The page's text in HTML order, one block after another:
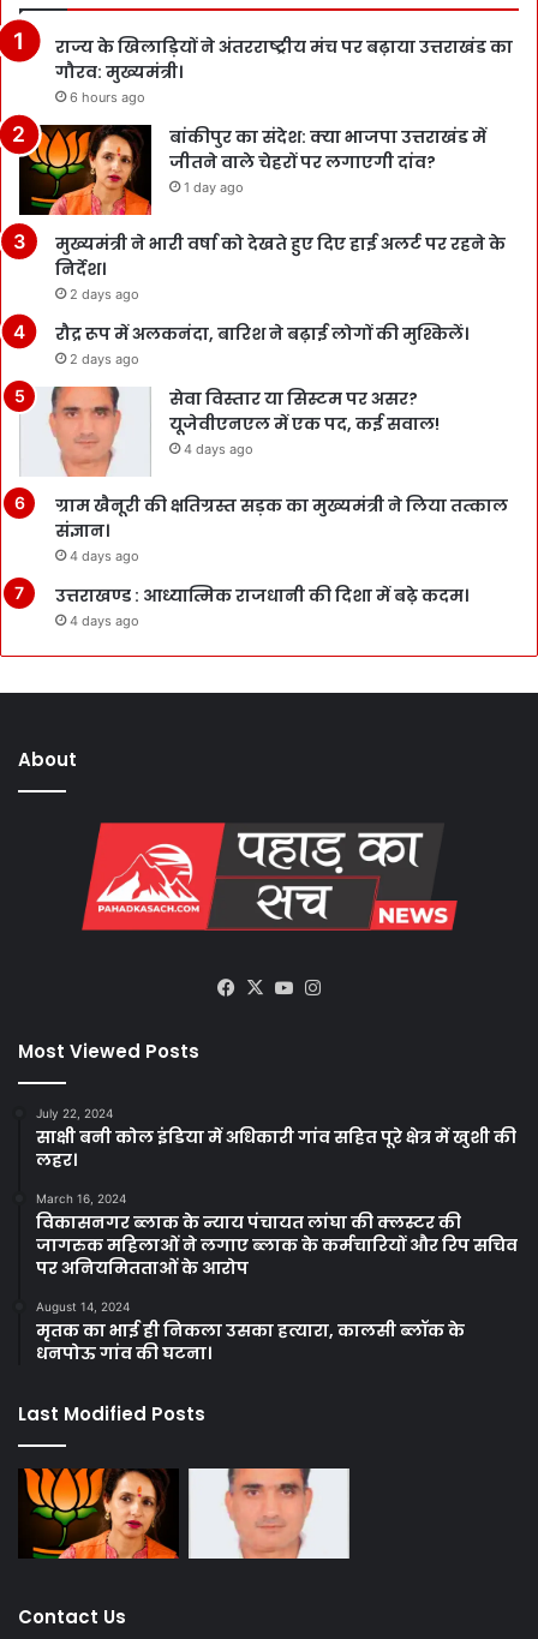
राज्य के खिलाड़ियों ने अंतरराष्ट्रीय मंच पर बढ़ाया उत्तराखंड का
गौरव: मुख्यमंत्री।
6 hours ago
बांकीपुर का संदेश: क्या भाजपा उत्तराखंड में
जीतने वाले चेहरों पर लगाएगी दांव?
1 day ago
मुख्यमंत्री ने भारी वर्षा को देखते हुए दिए हाई अलर्ट पर रहने के
निर्देश।
2 days ago
रौद्र रूप में अलकनंदा, बारिश ने बढ़ाई लोगों की मुश्किलें।
2 days ago
सेवा विस्तार या सिस्टम पर असर?
यूजेवीएनएल में एक पद, कई सवाल!
4 days ago
ग्राम खैनूरी की क्षतिग्रस्त सड़क का मुख्यमंत्री ने लिया तत्काल
संज्ञान।
4 days ago
उत्तराखण्ड : आध्यात्मिक राजधानी की दिशा में बढ़े कदम।
4 days ago
About
Facebook
X YouTube
Most Viewed Posts
July 22, 2024
साक्षी बनी कोल इंडिया में अधिकारी गांव सहित पूरे क्षेत्र में खुशी की
लहर।
March 16, 2024
विकासनगर ब्लाक के न्याय पंचायत लांघा की क्लस्टर की
जागरुक महिलाओं ने लगाए ब्लाक के कर्मचारियों और रिप सचिव
पर अनियमितताओं के आरोप
August 14, 2024
मृतक का भाई ही निकला उसका हत्यारा, कालसी ब्लॉक के
धनपोऊ गांव की घटना।
Last Modified Posts
Contact Us